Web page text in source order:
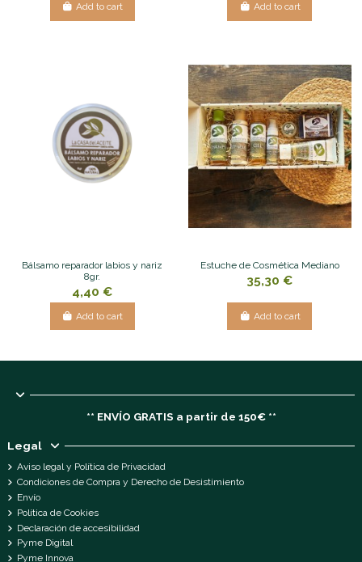
Add to cart Add to cart
Bálsamo reparador labios y nariz
8gr.
4,40 €
Add to cart
Estuche de Cosmética Mediano
35,30 €
Add to cart
** ENVÍO GRATIS a partir de 150€ **
Legal
Aviso legal y Política de Privacidad
Condiciones de Compra y Derecho de Desistimiento
Envío
Política de Cookies
Declaración de accesibilidad
Pyme Digital
Pyme Innova